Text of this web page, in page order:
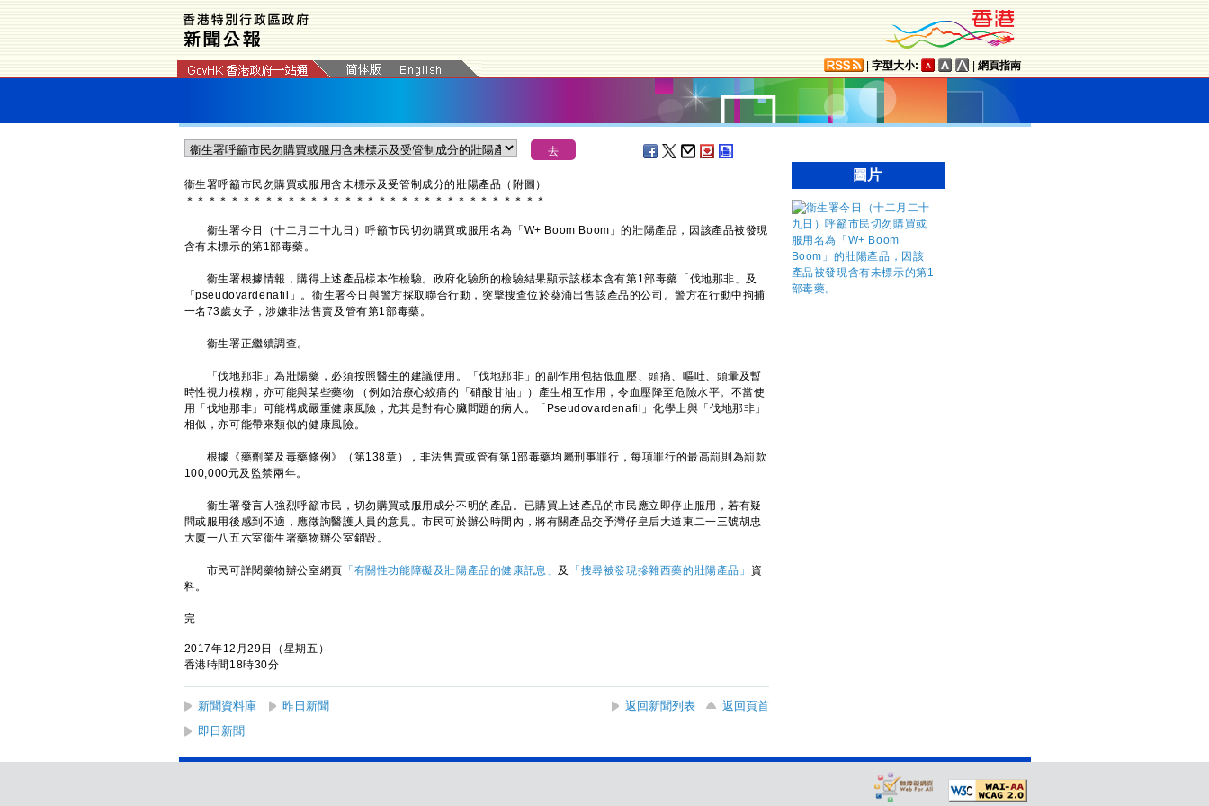
字型大小: 網頁指南
衞生署呼籲市民勿購買或服用含未標示及受管制成分的壯陽產品（附圖）
＊ ＊ ＊ ＊ ＊ ＊ ＊ ＊ ＊ ＊ ＊ ＊ ＊ ＊ ＊ ＊ ＊ ＊ ＊ ＊ ＊ ＊ ＊ ＊ ＊ ＊ ＊ ＊ ＊ ＊ ＊ ＊
衞生署今日（十二月二十九日）呼籲市民切勿購買或服用名為「W+ Boom Boom」的壯陽產品，因該產品被發現
含有未標示的第1部毒藥。
衞生署根據情報，購得上述產品樣本作檢驗。政府化驗所的檢驗結果顯示該樣本含有第1部毒藥「伐地那非」及
「pseudovardenafil」。衞生署今日與警方採取聯合行動，突擊搜查位於葵涌出售該產品的公司。警方在行動中拘捕
一名73歲女子，涉嫌非法售賣及管有第1部毒藥。
衞生署正繼續調查。
「伐地那非」為壯陽藥，必須按照醫生的建議使用。「伐地那非」的副作用包括低血壓、頭痛、嘔吐、頭暈及暫
時性視力模糊，亦可能與某些藥物 （例如治療心絞痛的「硝酸甘油」）產生相互作用，令血壓降至危險水平。不當使
用「伐地那非」可能構成嚴重健康風險，尤其是對有心臟問題的病人。「Pseudovardenafil」化學上與「伐地那非」
相似，亦可能帶來類似的健康風險。
根據《藥劑業及毒藥條例》（第138章），非法售賣或管有第1部毒藥均屬刑事罪行，每項罪行的最高罰則為罰款
100,000元及監禁兩年。
衞生署發言人強烈呼籲市民，切勿購買或服用成分不明的產品。已購買上述產品的市民應立即停止服用，若有疑
問或服用後感到不適，應徵詢醫護人員的意見。市民可於辦公時間內，將有關產品交予灣仔皇后大道東二一三號胡忠
大廈一八五六室衞生署藥物辦公室銷毀。
市民可詳閱藥物辦公室網頁 「有關性功能障礙及壯陽產品的健康訊息」 及 「搜尋被發現摻雜西藥的壯陽產品」
資
料。
完
2017年12月29日（星期五）
香港時間18時30分
新聞資料庫 昨日新聞 返回新聞列表
返回頁首
即日新聞
圖片